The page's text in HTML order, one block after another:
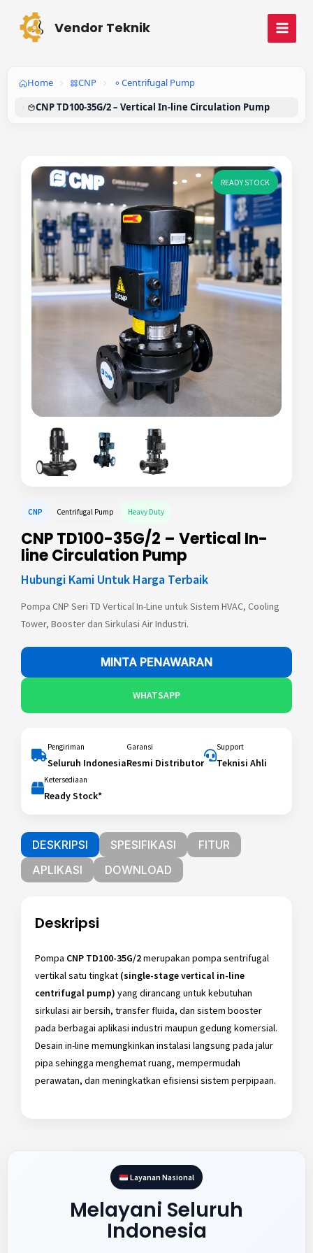
content
Vendor Teknik
MAIN
Home CNP
Centrifugal Pump
CNP TD100-35G/2 – Vertical In-line Circulation Pump
READY STOCK
CNP Centrifugal Pump Heavy Duty
CNP TD100-35G/2 – Vertical In-
line Circulation Pump
Hubungi Kami Untuk Harga Terbaik
Pompa CNP Seri TD Vertical In-Line untuk Sistem HVAC, Cooling
Tower, Booster dan Sirkulasi Air Industri.
MINTA PENAWARAN
WHATSAPP
Pengiriman
Seluruh Indonesia
Garansi
Resmi Distributor
Support
Teknisi Ahli
Ketersediaan
Ready Stock*
DESKRIPSI SPESIFIKASI
FITUR
APLIKASI
DOWNLOAD
Deskripsi
Pompa CNP TD100-35G/2merupakan pompa sentrifugal
vertikal satu tingkat (single-stage vertical in-line
centrifugal pump) yang dirancang untuk kebutuhan
sirkulasi air bersih, transfer fluida, dan sistem booster
pada berbagai aplikasi industri maupun gedung komersial.
Desain in-line memungkinkan instalasi langsung pada jalur
pipa sehingga menghemat ruang, mempermudah
perawatan, dan meningkatkan efisiensi sistem perpipaan.
Layanan Nasional
Melayani Seluruh
Indonesia